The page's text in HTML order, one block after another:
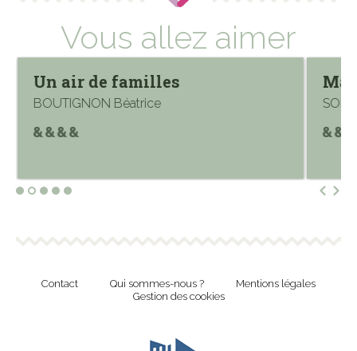
Vous allez aimer
Un air de familles
BOUTIGNON Béatrice
Contact Qui sommes-nous ?
Mentions légales
Gestion des cookies